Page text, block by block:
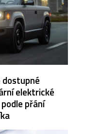
dostupné
elektrické
přání